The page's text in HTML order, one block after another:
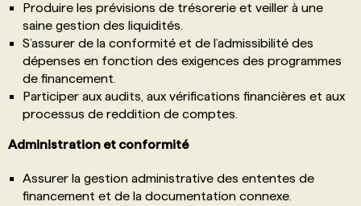
Produire les prévisions de trésorerie et veiller à une
saine gestion des liquidités.
S’assurer de la conformité et de l’admissibilité des
dépenses en fonction des exigences des programmes
de financement.
Participer aux audits, aux vérifications financières et aux
processus de reddition de comptes.
Administration et conformité
Assurer la gestion administrative des ententes de
financement et de la documentation connexe.